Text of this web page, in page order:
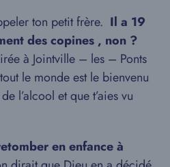
ton petit frère. Il a 19
des copines , non ?
à Jointville – les – Ponts
le monde est le bienvenu
l’alcool et que t’aies vu
en enfance à